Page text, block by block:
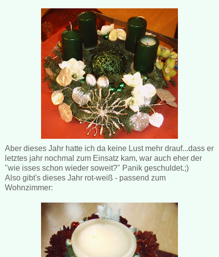
Aber dieses Jahr hatte ich da keine Lust mehr drauf...dass er
letztes jahr nochmal zum Einsatz kam, war auch eher der
"wie isses schon wieder soweit?" Panik geschuldet.;)
Also gibt's dieses Jahr rot-weiß - passend zum
Wohnzimmer: